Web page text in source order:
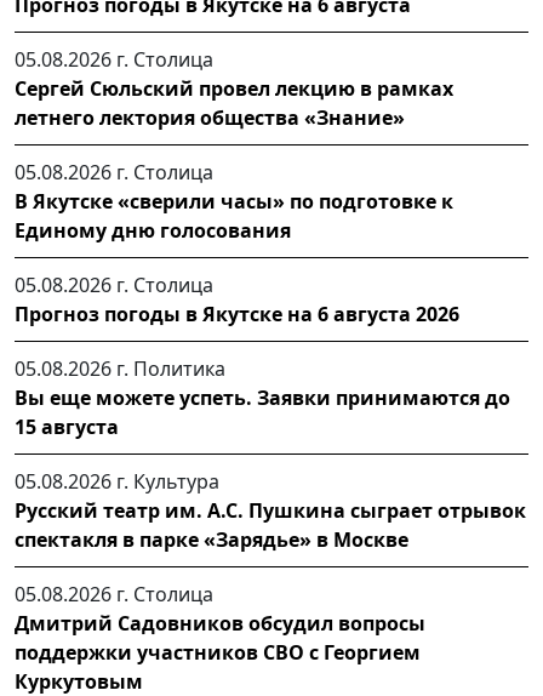
05.08.2026 г. Столица
Сергей Сюльский провел лекцию в рамках
летнего лектория общества «Знание»
05.08.2026 г. Столица
В Якутске «сверили часы» по подготовке к
Единому дню голосования
05.08.2026 г. Столица
Прогноз погоды в Якутске на 6 августа 2026
05.08.2026 г. Политика
Вы еще можете успеть. Заявки принимаются до
15 августа
05.08.2026 г. Культура
Русский театр им. А.С. Пушкина сыграет отрывок
спектакля в парке «Зарядье» в Москве
05.08.2026 г. Столица
Дмитрий Садовников обсудил вопросы
поддержки участников СВО с Георгием
Куркутовым